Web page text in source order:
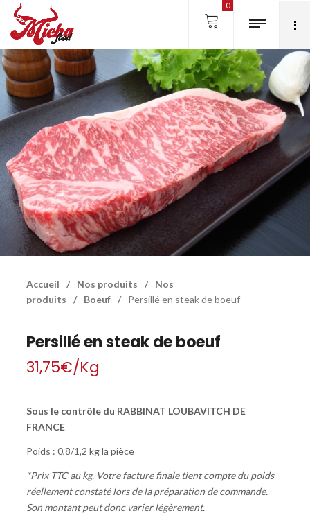
0
Accueil / Nos produits /
Nos
produits
/ Boeuf / Persillé en steak de boeuf
Persillé en steak de boeuf
31,75€/Kg
Sous le contrôle du RABBINAT LOUBAVITCH DE
FRANCE
Poids : 0,8/1,2 kg la pièce
*Prix TTC au kg. Votre facture finale tient compte du poids
réellement constaté lors de la préparation de commande.
Son montant peut donc varier légèrement.